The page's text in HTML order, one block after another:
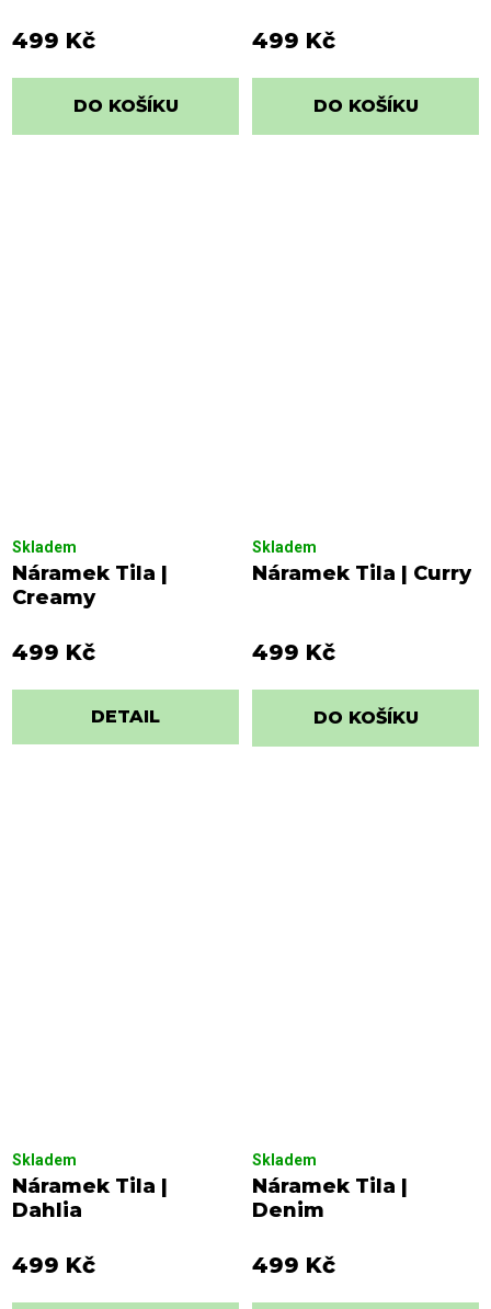
499 Kč
DO KOŠÍKU
499 Kč
DO KOŠÍKU
Náramek Tila |
Creamy
Skladem
499 Kč
DETAIL
Náramek Tila | Curry
Skladem
499 Kč
DO KOŠÍKU
Náramek Tila |
Dahlia
Skladem
499 Kč
Náramek Tila |
Denim
Skladem
499 Kč